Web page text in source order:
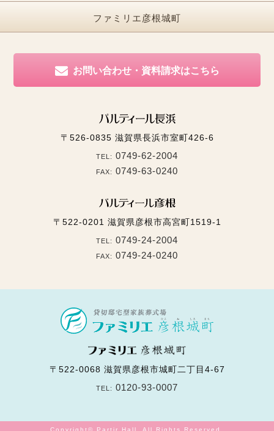
ファミリエ彦根城町
お問い合わせ・資料請求はこちら
〒526-0835 滋賀県長浜市室町426-6
TEL: 0749-62-2004
FAX: 0749-63-0240
〒522-0201 滋賀県彦根市高宮町1519-1
TEL: 0749-24-2004
FAX: 0749-24-0240
〒522-0068 滋賀県彦根市城町二丁目4-67
TEL: 0120-93-0007
Copyright© Partir Hall. All Rights Reserved.